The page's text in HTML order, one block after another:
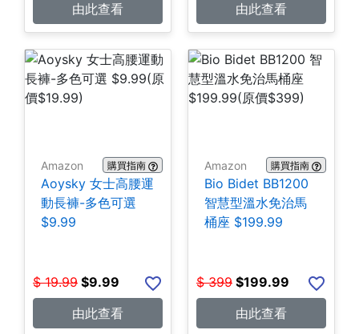
由此查看
由此查看
Amazon 購買指南
Aoysky 女士高腰運
動長褲-多色可選
$9.99
$ 19.99 $9.99
由此查看
Amazon 購買指南
Bio Bidet BB1200
智慧型溫水免治馬
桶座 $199.99
$ 399 $199.99
由此查看